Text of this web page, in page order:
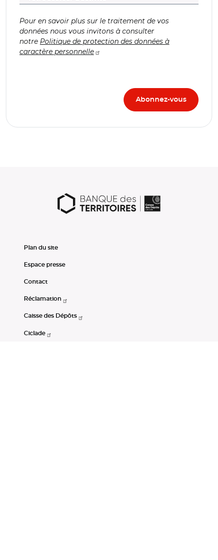
Pour en savoir plus sur le traitement de vos
données nous vous invitons à consulter
notre Politique de protection des données à
caractère personnelle
Plan du site
Espace presse
Contact
Réclamation
Caisse des Dépôts
Ciclade